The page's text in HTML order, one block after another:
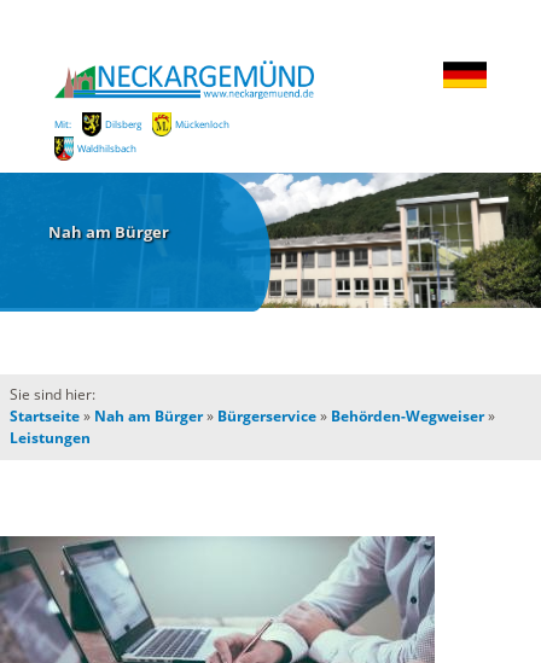
Mit: Dilsberg
Mückenloch
Waldhilsbach
Nah am Bürger
Sie sind hier:
Startseite» Nah am Bürger» Bürgerservice» Behörden-Wegweiser»
Leistungen